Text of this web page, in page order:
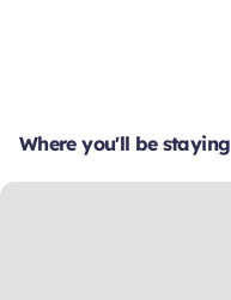
Where you'll be staying